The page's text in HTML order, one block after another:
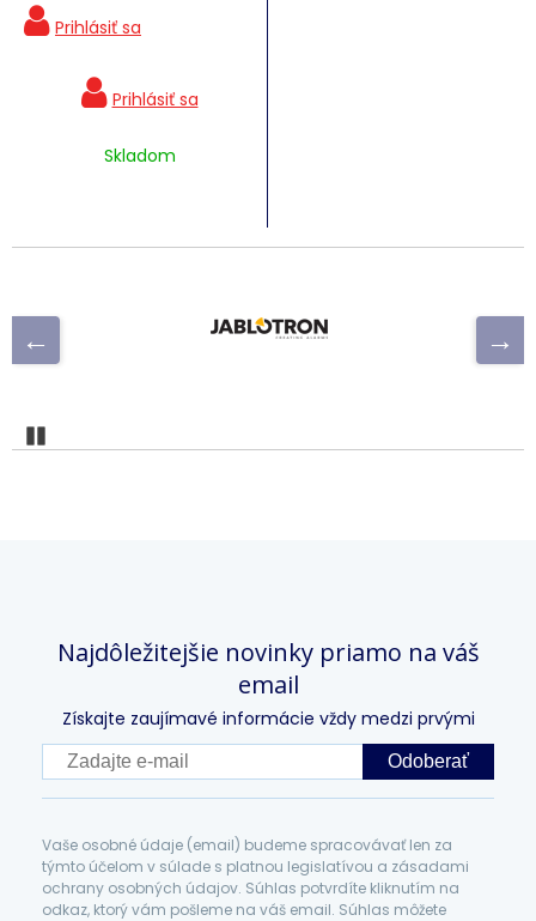
Skladom
Najdôležitejšie novinky priamo na váš
email
Získajte zaujímavé informácie vždy medzi prvými
Odoberať
Vaše osobné údaje (email) budeme spracovávať len za
týmto účelom v súlade s platnou legislatívou a zásadami
ochrany osobných údajov. Súhlas potvrdíte kliknutím na
odkaz, ktorý vám pošleme na váš email. Súhlas môžete